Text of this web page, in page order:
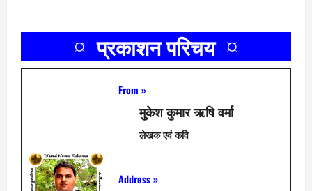
¤ प्रकाशन परिचय ¤
From »
मुकेश कुमार ऋषि वर्मा
लेखक एवं कवि
Address »